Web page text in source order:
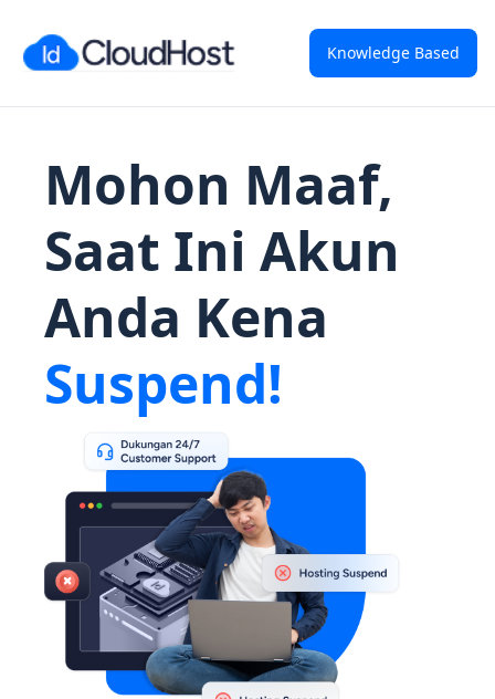
Knowledge Based
Mohon Maaf,
Saat Ini Akun
Anda Kena
Suspend!